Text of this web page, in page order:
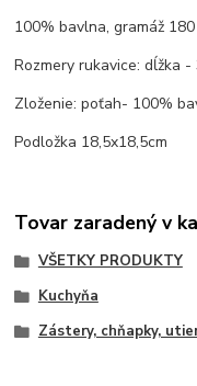
100% bavlna, gramáž
Rozmery rukavice: dĺžka
Zloženie: poťah- 100%
Podložka 18,5x18,5cm
Tovar zaradený v
VŠETKY PRODUKTY
Kuchyňa
Zástery, chňapky,